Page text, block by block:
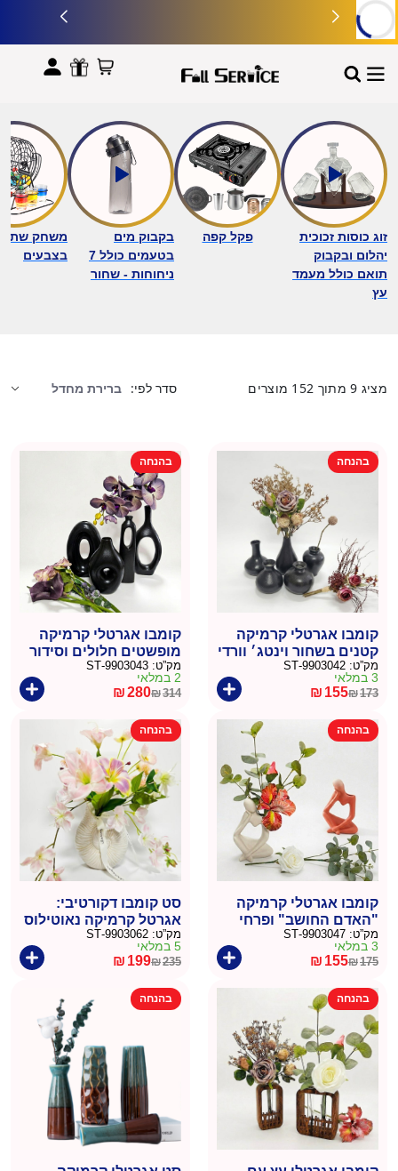
זוג כוסות זכוכית
יהלום ובקבוק
תואם כולל מעמד
עץ
פקל קפה
בקבוק מים
בטעמים כולל 7
ניחוחות - שחור
משחק שתייה
בצבעים
מציג 9מתוך 152מוצרים סדר לפי:
בהנחה
קומבו אגרטלי קרמיקה
קטנים בשחור וינטג׳ וורדי
משי
מק”ט: 9903042-ST
3 במלאי
₪173
המחיר
המקורי
היה:
₪ 155
המחיר
הנוכחי
הוא:
בהנחה
קומבו אגרטלי קרמיקה
מופשטים חלולים וסידור
סחלב משי
מק”ט: 9903043-ST
2 במלאי
₪314
המחיר
המקורי
היה:
₪314.
₪280
המחיר
הנוכחי
הוא:
₪280.
בהנחה
קומבו אגרטלי קרמיקה
"האדם החושב" ופרחי
איריס משי
מק”ט: 9903047-ST
3 במלאי
₪175
המחיר
המקורי
היה:
₪175.
₪ 155
המחיר
הנוכחי
הוא:
₪155.
בהנחה
סט קומבו דקורטיבי:
אגרטל קרמיקה נאוטילוס
ופרחי ליליה משי
מק”ט: 9903062-ST
5 במלאי
₪235
המחיר
המקורי
היה:
₪ 199
המחיר
הנוכחי
הוא:
בהנחה בהנחה